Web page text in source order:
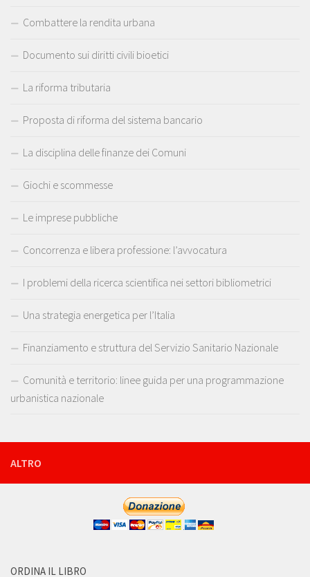
Combattere la rendita urbana
Documento sui diritti civili bioetici
La riforma tributaria
Proposta di riforma del sistema bancario
La disciplina delle finanze dei Comuni
Giochi e scommesse
Le imprese pubbliche
Concorrenza e libera professione: l’avvocatura
I problemi della ricerca scientifica nei settori bibliometrici
Una strategia energetica per l’Italia
Finanziamento e struttura del Servizio Sanitario Nazionale
Comunità e territorio: linee guida per una programmazione
urbanistica nazionale
ALTRO
ORDINA IL LIBRO